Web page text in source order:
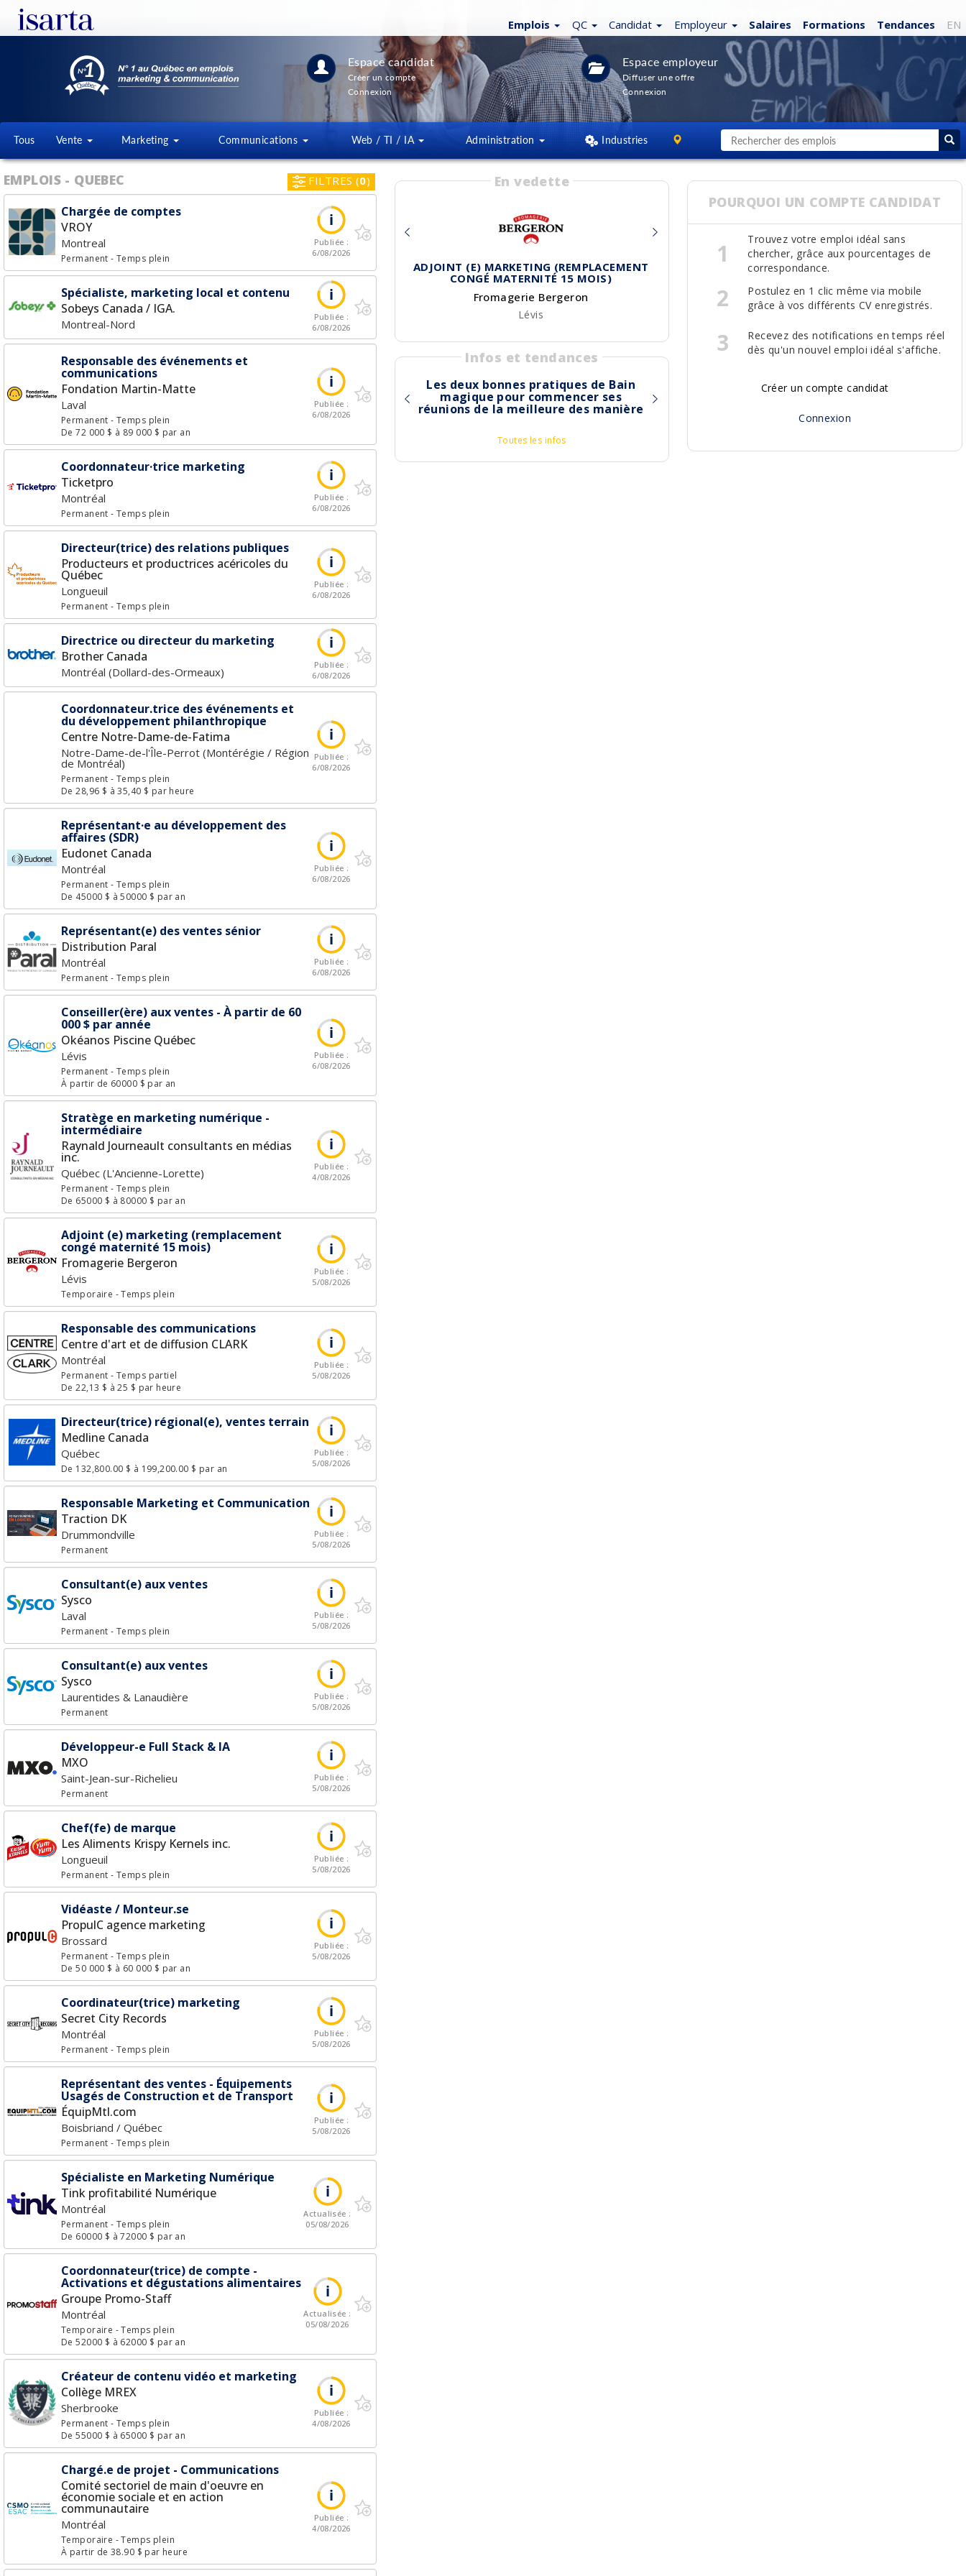
Emplois QC Candidat Employeur Salaires Formations Tendances EN
Espace candidat
Créer un compte
Connexion
Espace employeur
Diffuser une offre
Connexion
Tous Vente Marketing Communications Web / TI / IA Administration Industries
EMPLOIS - QUEBEC FILTRES (0)
Chargée de comptes
VROY
Montreal
Permanent- Temps plein
Publiée :
6/08/2026
Spécialiste, marketing local et contenu
Sobeys Canada / IGA.
Montreal-Nord
Publiée :
6/08/2026
Responsable des événements et
communications
Fondation Martin-Matte
Laval
Permanent- Temps plein
De 72 000 $ à 89 000 $ par an
Publiée :
6/08/2026
Coordonnateur·trice marketing
Ticketpro
Montréal
Permanent- Temps plein
Publiée :
6/08/2026
Directeur(trice) des relations publiques
Producteurs et productrices acéricoles du
Québec
Longueuil
Permanent- Temps plein
Publiée :
6/08/2026
Directrice ou directeur du marketing
Brother Canada
Montréal (Dollard-des-Ormeaux)
Publiée :
6/08/2026
Coordonnateur.trice des événements et
du développement philanthropique
Centre Notre-Dame-de-Fatima
Notre-Dame-de-l'Île-Perrot (Montérégie / Région
de Montréal)
Permanent- Temps plein
De 28,96 $ à 35,40 $ par heure
Publiée :
6/08/2026
Représentant·e au développement des
affaires (SDR)
Eudonet Canada
Montréal
Permanent- Temps plein
De 45000 $ à 50000 $ par an
Publiée :
6/08/2026
Représentant(e) des ventes sénior
Distribution Paral
Montréal
Permanent- Temps plein
Publiée :
6/08/2026
Conseiller(ère) aux ventes - À partir de 60
000 $ par année
Okéanos Piscine Québec
Lévis
Permanent- Temps plein
À partir de 60000 $ par an
Publiée :
6/08/2026
Stratège en marketing numérique -
intermédiaire
Raynald Journeault consultants en médias
inc.
Québec (L'Ancienne-Lorette)
Permanent- Temps plein
De 65000 $ à 80000 $ par an
Publiée :
4/08/2026
Adjoint (e) marketing (remplacement
congé maternité 15 mois)
Fromagerie Bergeron
Lévis
Temporaire - Temps plein
Publiée :
5/08/2026
Responsable des communications
Centre d'art et de diffusion CLARK
Montréal
Permanent- Temps partiel
De 22,13 $ à 25 $ par heure
Publiée :
5/08/2026
Directeur(trice) régional(e), ventes terrain
Medline Canada
Québec
De 132,800.00 $ à 199,200.00 $ par an
Publiée :
5/08/2026
Responsable Marketing et Communication
Traction DK
Drummondville
Permanent
Publiée :
5/08/2026
Consultant(e) aux ventes
Sysco
Laval
Permanent- Temps plein
Publiée :
5/08/2026
Consultant(e) aux ventes
Sysco
Laurentides & Lanaudière
Permanent
Publiée :
5/08/2026
Développeur-e Full Stack & IA
MXO
Saint-Jean-sur-Richelieu
Permanent
Publiée :
5/08/2026
Chef(fe) de marque
Les Aliments Krispy Kernels inc.
Longueuil
Permanent- Temps plein
Publiée :
5/08/2026
Vidéaste / Monteur.se
PropulC agence marketing
Brossard
Permanent- Temps plein
De 50 000 $ à 60 000 $ par an
Publiée :
5/08/2026
Coordinateur(trice) marketing
Secret City Records
Montréal
Permanent- Temps plein
Publiée :
5/08/2026
Représentant des ventes - Équipements
Usagés de Construction et de Transport
ÉquipMtl.com
Boisbriand / Québec
Permanent- Temps plein
Publiée :
5/08/2026
Spécialiste en Marketing Numérique
Tink profitabilité Numérique
Montréal
Permanent- Temps plein
De 60000 $ à 72000 $ par an
Actualisée :
05/08/2026
Coordonnateur(trice) de compte -
Activations et dégustations alimentaires
Groupe Promo-Staff
Montréal
Temporaire - Temps plein
De 52000 $ à 62000 $ par an
Actualisée :
05/08/2026
Créateur de contenu vidéo et marketing
Collège MREX
Sherbrooke
Permanent- Temps plein
De 55000 $ à 65000 $ par an
Publiée :
4/08/2026
Chargé.e de projet - Communications
Comité sectoriel de main d'oeuvre en
économie sociale et en action
communautaire
Montréal
Temporaire - Temps plein
À partir de 38.90 $ par heure
Publiée :
4/08/2026
En vedette
ADJOINT (E) MARKETING (REMPLACEMENT
CONGÉ MATERNITÉ 15 MOIS)
Fromagerie Bergeron
Lévis
Infos et tendances
Les deux bonnes pratiques de Bain
magique pour commencer ses
réunions de la meilleure des manière
Toutes les infos
POURQUOI UN COMPTE CANDIDAT
1
Trouvez votre emploi idéal sans
chercher, grâce aux pourcentages de
correspondance.
2
Postulez en 1 clic même via mobile
grâce à vos différents CV enregistrés.
3
Recevez des notifications en temps réel
dès qu'un nouvel emploi idéal s'affiche.
Créer un compte candidat
Connexion